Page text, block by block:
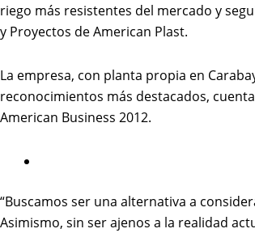
riego más resistentes del mercado y
y Proyectos de American Plast.
La empresa, con planta propia en
reconocimientos más destacados,
American Business 2012.
“Buscamos ser una alternativa a
Asimismo, sin ser ajenos a la realidad